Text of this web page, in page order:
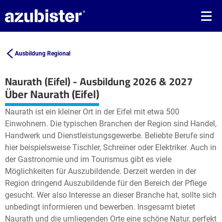
Ausbildung Regional
Naurath (Eifel) - Ausbildung 2026 & 2027
+
−
Leaflet | ©OpenStreetMap2contributors
Über Naurath (Eifel)
Naurath ist ein kleiner Ort in der Eifel mit etwa 500
Einwohnern. Die typischen Branchen der Region sind Handel,
Handwerk und Dienstleistungsgewerbe. Beliebte Berufe sind
hier beispielsweise Tischler, Schreiner oder Elektriker. Auch in
der Gastronomie und im Tourismus gibt es viele
Möglichkeiten für Auszubildende. Derzeit werden in der
Region dringend Auszubildende für den Bereich der Pflege
gesucht. Wer also Interesse an dieser Branche hat, sollte sich
unbedingt informieren und bewerben. Insgesamt bietet
Naurath und die umliegenden Orte eine schöne Natur, perfekt